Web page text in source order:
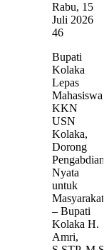
Rabu, 15
Juli 2026
46
Bupati
Kolaka
Lepas
Mahasiswa
KKN
USN
Kolaka,
Dorong
Pengabdian
Nyata
untuk
– Bupati
Kolaka H.
Amri,